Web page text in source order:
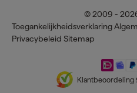
© 2009 -
Toegankelijkheidsverklaring
Privacybeleid Sitemap
Klantbeoordeling